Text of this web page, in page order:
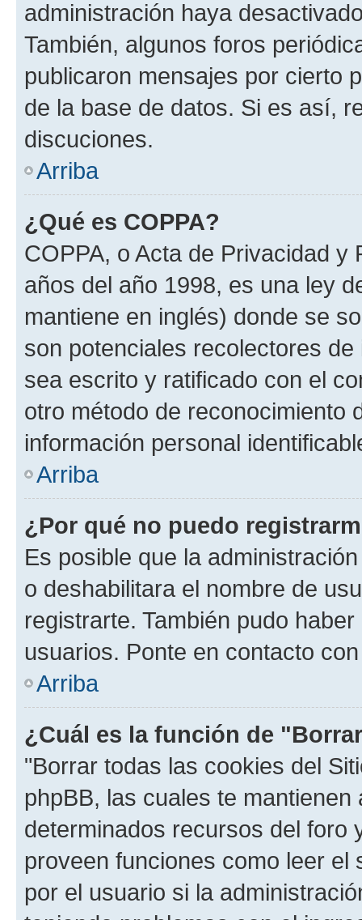
administración haya
También, algunos foros
publicaron mensajes por cierto
de la base de datos. Si es así,
discuciones.
Arriba
¿Qué es COPPA?
COPPA, o Acta de Privacidad
años del año 1998, es una ley
mantiene en inglés) donde se
son potenciales recolectores
sea escrito y ratificado con el
otro método de reconocimiento
información personal
Arriba
¿Por qué no puedo
Es posible que la
o deshabilitara el nombre de
registrarte. También pudo
usuarios. Ponte en contacto
Arriba
¿Cuál es la función de
"Borrar todas las cookies del
phpBB, las cuales te
determinados recursos del foro
proveen funciones como leer el
por el usuario si la